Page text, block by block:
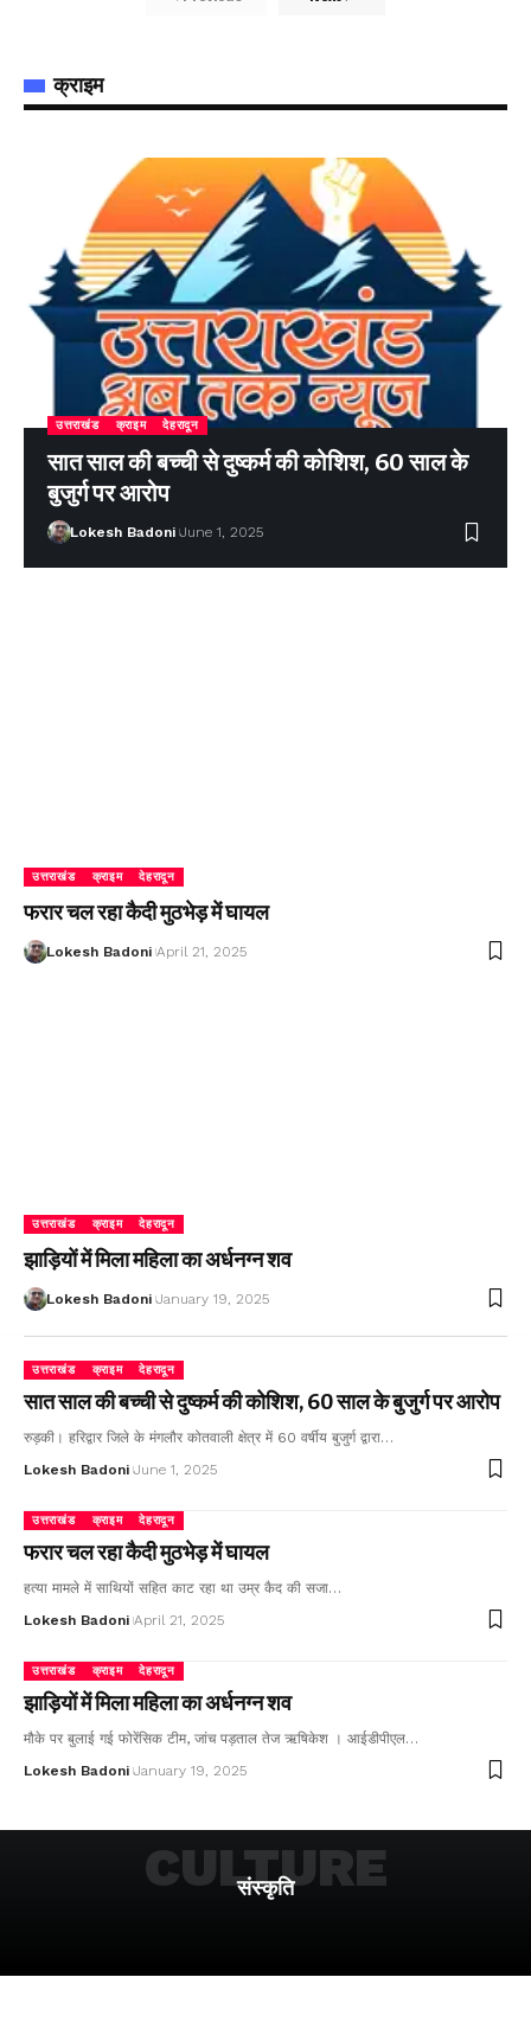
क्राइम
उत्तराखंड क्राइम देहरादून
सात साल की बच्ची से दुष्कर्म की कोशिश, 60 साल के
बुजुर्ग पर आरोप
Lokesh Badoni June 1, 2025
उत्तराखंड क्राइम देहरादून
फरार चल रहा कैदी मुठभेड़ में घायल
Lokesh Badoni April 21, 2025
उत्तराखंड क्राइम देहरादून
झाड़ियों में मिला महिला का अर्धनग्न शव
Lokesh Badoni January 19, 2025
उत्तराखंड क्राइम देहरादून
सात साल की बच्ची से दुष्कर्म की कोशिश, 60 साल के बुजुर्ग पर आरोप
रुड़की। हरिद्वार जिले के मंगलौर कोतवाली क्षेत्र में 60 वर्षीय बुजुर्ग द्वारा…
Lokesh Badoni June 1, 2025
उत्तराखंड क्राइम देहरादून
फरार चल रहा कैदी मुठभेड़ में घायल
हत्या मामले में साथियों सहित काट रहा था उम्र कैद की सजा…
Lokesh Badoni April 21, 2025
उत्तराखंड क्राइम देहरादून
झाड़ियों में मिला महिला का अर्धनग्न शव
मौके पर बुलाई गई फोरेंसिक टीम, जांच पड़ताल तेज ऋषिकेश । आईडीपीएल…
Lokesh Badoni January 19, 2025
संस्कृति
CULTURE